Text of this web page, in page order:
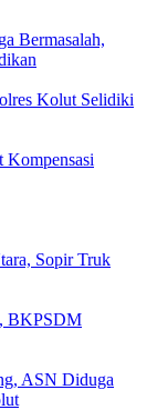
Bermasalah,
Kolut Selidiki
Kompensasi
Sopir Truk
BKPSDM
ASN Diduga